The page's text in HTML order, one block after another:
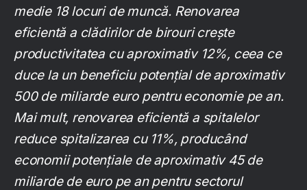
medie 18 locuri de muncă. Renovarea
eficientă a clădirilor de birouri crește
productivitatea cu aproximativ 12%, ceea ce
duce la un beneficiu potențial de aproximativ
500 de miliarde euro pentru economie pe an.
Mai mult, renovarea eficientă a spitalelor
reduce spitalizarea cu 11%, producând
economii potențiale de aproximativ 45 de
miliarde de euro pe an pentru sectorul